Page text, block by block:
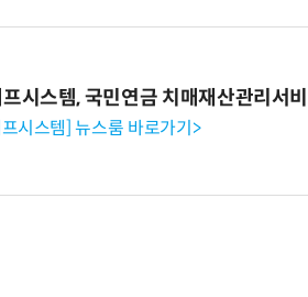
시스템, 국민연금 치매재산관리서
시스템] 뉴스룸 바로가기>